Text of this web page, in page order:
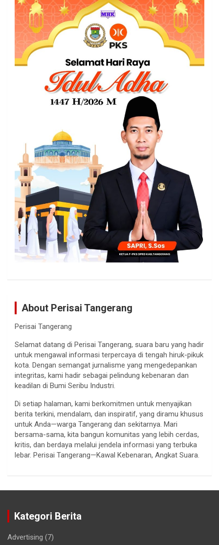
About Perisai Tangerang
Perisai Tangerang
Selamat datang di Perisai Tangerang, suara baru yang hadir
untuk mengawal informasi terpercaya di tengah hiruk-pikuk
kota. Dengan semangat jurnalisme yang mengedepankan
integritas, kami hadir sebagai pelindung kebenaran dan
keadilan di Bumi Seribu Industri.
Di setiap halaman, kami berkomitmen untuk menyajikan
berita terkini, mendalam, dan inspiratif, yang diramu khusus
untuk Anda—warga Tangerang dan sekitarnya. Mari
bersama-sama, kita bangun komunitas yang lebih cerdas,
kritis, dan berdaya melalui jendela informasi yang terbuka
lebar. Perisai Tangerang—Kawal Kebenaran, Angkat Suara.
Kategori Berita
Advertising (7)